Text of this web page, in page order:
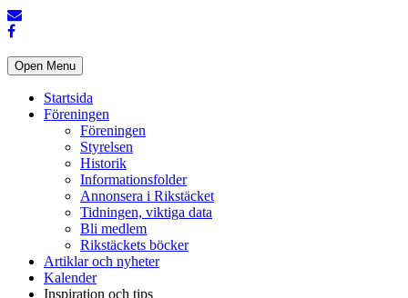
Open Menu
Startsida
Föreningen
Föreningen
Styrelsen
Historik
Informationsfolder
Annonsera i Rikstäcket
Tidningen, viktiga data
Bli medlem
Rikstäckets böcker
Artiklar och nyheter
Kalender
Inspiration och tips